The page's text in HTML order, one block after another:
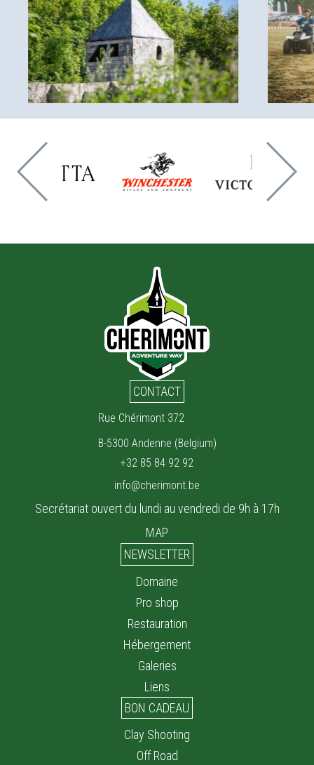
CONTACT
Rue Chérimont 372
B-5300 Andenne (Belgium)
+32 85 84 92 92
info@cherimont.be
Secrétariat ouvert du lundi au vendredi de 9h à 17h
MAP
NEWSLETTER
Domaine
Pro shop
Restauration
Hébergement
Galeries
Liens
BON CADEAU
Clay Shooting
Off Road